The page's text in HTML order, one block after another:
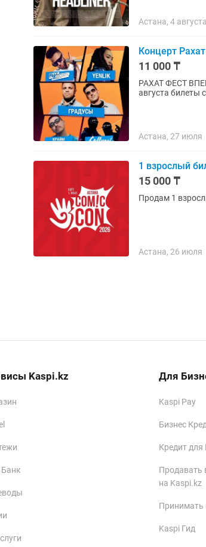
Астана, 4 августа
Концерт
11 000 ₸
РАХАТ ФЕСТ ВПЕРВЫЕ В АСТАНЕ Данный
августа билеты
Астана, 27 июля
1 взрослый
15 000 ₸
Продам 1
Астана, 26 июля
Kaspi.kz Для
Kaspi Pay
Бизнес
Кредит для
Продавать
на Kaspi.kz
Принимать
Kaspi Гид